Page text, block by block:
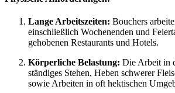
Lange Arbeitszeiten: Bouchers
einschließlich Wochenenden und
gehobenen Restaurants und Hotels.
Körperliche Belastung: Die Arbeit in
ständiges Stehen, Heben schwerer
sowie Arbeiten in oft hektischen